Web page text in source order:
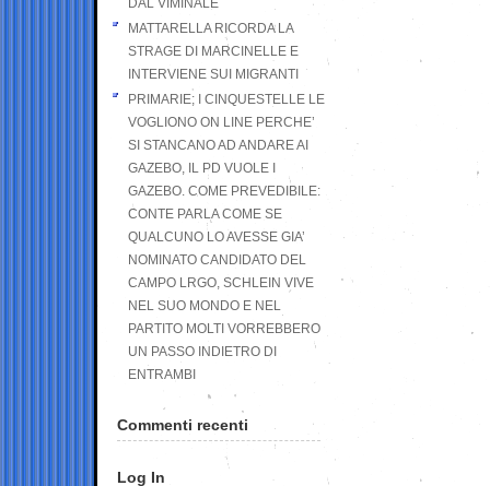
DAL VIMINALE
MATTARELLA RICORDA LA
STRAGE DI MARCINELLE E
INTERVIENE SUI MIGRANTI
PRIMARIE; I CINQUESTELLE LE
VOGLIONO ON LINE PERCHE’
SI STANCANO AD ANDARE AI
GAZEBO, IL PD VUOLE I
GAZEBO. COME PREVEDIBILE:
CONTE PARLA COME SE
QUALCUNO LO AVESSE GIA’
NOMINATO CANDIDATO DEL
CAMPO LRGO, SCHLEIN VIVE
NEL SUO MONDO E NEL
PARTITO MOLTI VORREBBERO
UN PASSO INDIETRO DI
ENTRAMBI
Commenti recenti
Log In